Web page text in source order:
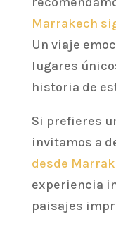
Marrakech
Un viaje
lugares
historia de
Si prefieres
invitamos a
desde
experiencia
paisajes